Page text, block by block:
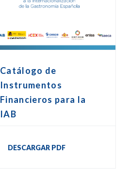
Catálogo de
Instrumentos
Financieros para la
IAB
DESCARGAR PDF